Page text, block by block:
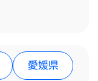
愛媛県